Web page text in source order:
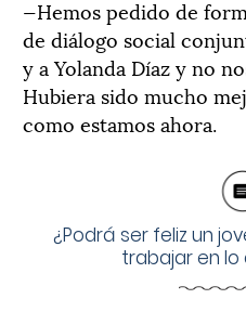
—Hemos pedido de
de diálogo social
y a Yolanda Díaz y no
Hubiera sido mucho
como estamos ahora.
¿Podrá ser feliz un
trabajar en lo